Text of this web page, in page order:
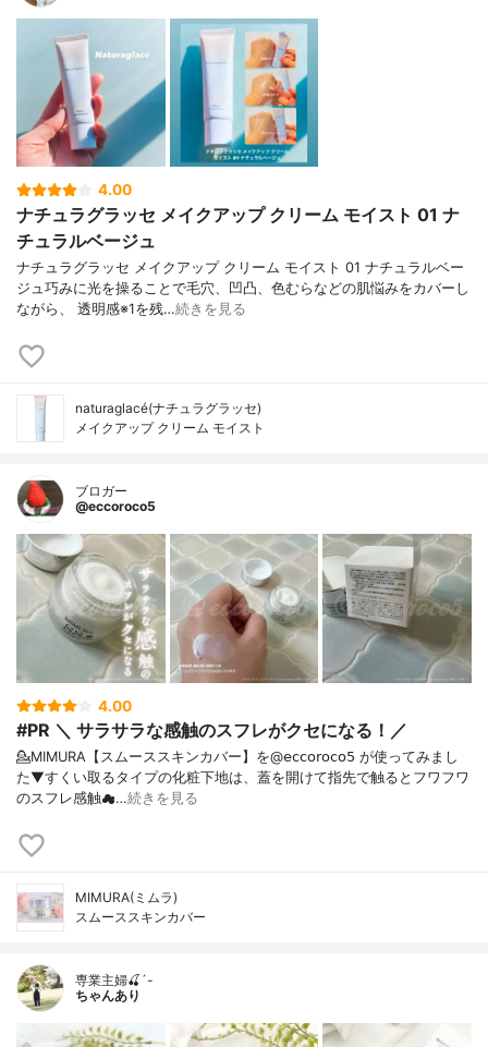
4.00
ナチュラグラッセ メイクアップ クリーム モイスト 01 ナ
チュラルベージュ
ナチュラグラッセ メイクアップ クリーム モイスト 01 ナチュラルベー
ジュ巧みに光を操ることで毛穴、凹凸、色むらなどの肌悩みをカバーし
ながら、 透明感※1を残…続きを見る
naturaglacé(ナチュラグラッセ)
メイクアップ クリーム モイスト
ブロガー
@eccoroco5
4.00
#PR ＼ サラサラな感触のスフレがクセになる！／
💁MIMURA【スムーススキンカバー】を@𝖾𝖼𝖼𝗈𝗋𝗈𝖼𝗈𝟧 が使ってみまし
た⁡⁡▼⁡すくい取るタイプの化粧下地は、蓋を開けて指先で触るとフワフワ
のスフレ感触☁…続きを見る
MIMURA(ミムラ)
スムーススキンカバー
専業主婦🍒´-
ちゃんあり